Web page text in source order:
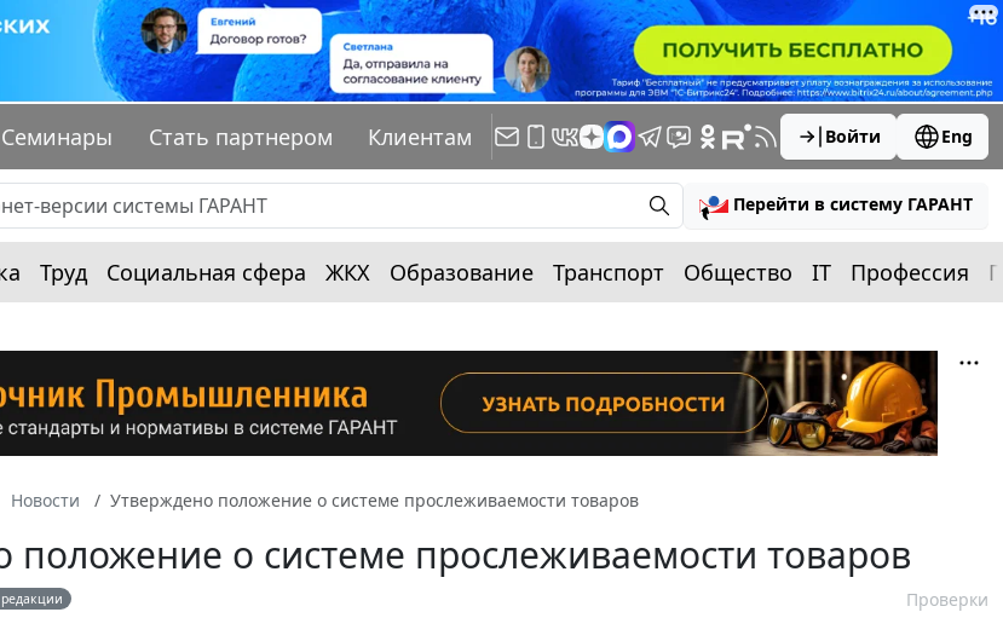
Семинары Стать партнером Клиентам Войти Eng
Перейти в систему ГАРАНТ
Труд Социальная сфера ЖКХ Образование Транспорт Общество IT Профессия
Новости Утверждено положение о системе прослеживаемости товаров
положение о системе прослеживаемости товаров
Проверки